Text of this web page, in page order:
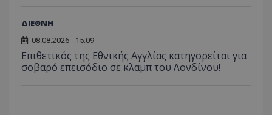
ΔΙΕΘΝΗ
08.08.2026 - 15:09
Επιθετικός της Εθνικής Αγγλίας κατηγορείται για
σοβαρό επεισόδιο σε κλαμπ του Λονδίνου!